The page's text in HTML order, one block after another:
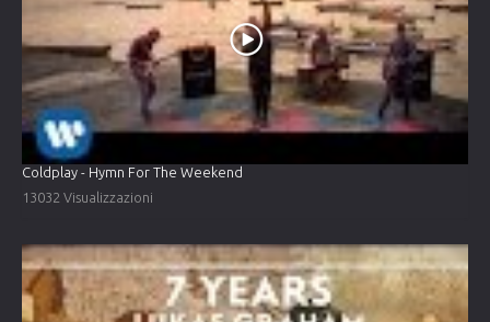
Coldplay - Hymn For The Weekend
13032 Visualizzazioni